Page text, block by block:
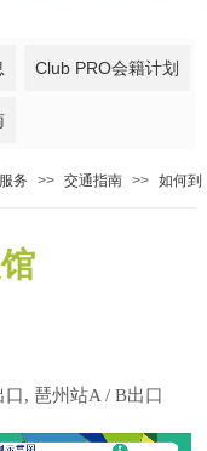
Club PRO会籍计划
务 >> 交通指南 >> 如何到
, 琶州站A / B出口